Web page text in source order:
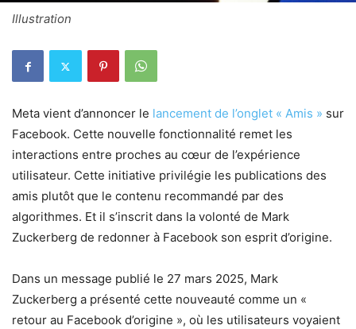
Illustration
Meta vient d’annoncer le lancement de l’onglet « Amis » sur
Facebook. Cette nouvelle fonctionnalité remet les
interactions entre proches au cœur de l’expérience
utilisateur. Cette initiative privilégie les publications des
amis plutôt que le contenu recommandé par des
algorithmes. Et il s’inscrit dans la volonté de Mark
Zuckerberg de redonner à Facebook son esprit d’origine.
Dans un message publié le 27 mars 2025, Mark
Zuckerberg a présenté cette nouveauté comme un «
retour au Facebook d’origine », où les utilisateurs voyaient